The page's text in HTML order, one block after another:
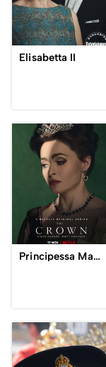
Elisabetta II
Principessa Margaret